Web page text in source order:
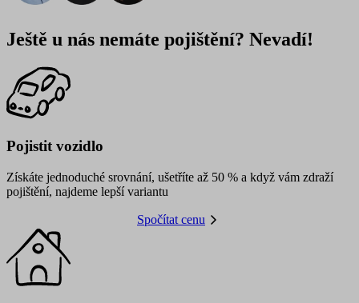
Ještě u nás nemáte pojištění? Nevadí!
Pojistit vozidlo
Získáte jednoduché srovnání, ušetříte až 50 % a když vám zdraží
pojištění, najdeme lepší variantu
Spočítat cenu